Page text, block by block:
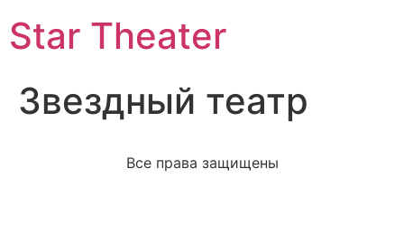
Star Theater
Звездный театр
Все права защищены